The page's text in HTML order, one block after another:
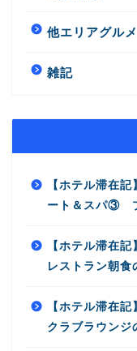
他エリアグルメ
雑記
【ホテル滞在
ート＆スパ③
【ホテル滞在
レストラン朝食
【ホテル滞在
クラブラウンジ